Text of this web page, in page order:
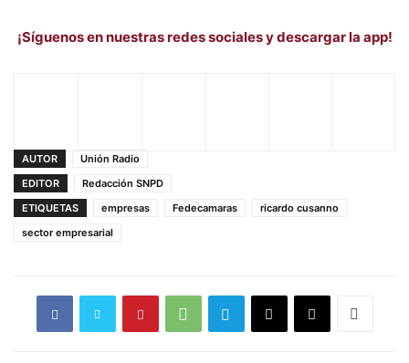
¡Síguenos en nuestras redes sociales y descargar la app!
AUTOR
Unión Radio
EDITOR
Redacción SNPD
ETIQUETAS
empresas Fedecamaras
ricardo cusanno
sector empresarial